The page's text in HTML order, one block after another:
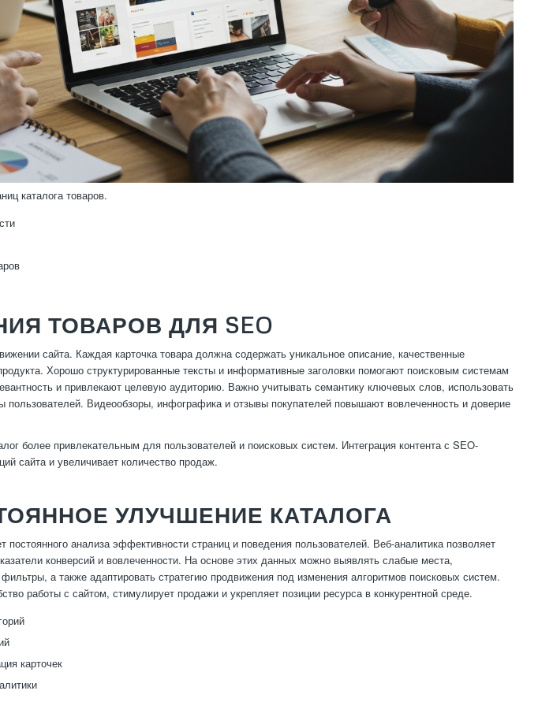
каталога товаров.
ТОВАРОВ ДЛЯ SEO
сайта. Каждая карточка товара должна содержать уникальное описание, качественные
Хорошо структурированные тексты и информативные заголовки помогают поисковым системам
и привлекают целевую аудиторию. Важно учитывать семантику ключевых слов, использовать
пользователей. Видеообзоры, инфографика и отзывы покупателей повышают вовлеченность и доверие
более привлекательным для пользователей и поисковых систем. Интеграция контента с SEO-
сайта и увеличивает количество продаж.
УЛУЧШЕНИЕ КАТАЛОГА
постоянного анализа эффективности страниц и поведения пользователей. Веб-аналитика позволяет
конверсий и вовлеченности. На основе этих данных можно выявлять слабые места,
а также адаптировать стратегию продвижения под изменения алгоритмов поисковых систем.
работы с сайтом, стимулирует продажи и укрепляет позиции ресурса в конкурентной среде.
карточек